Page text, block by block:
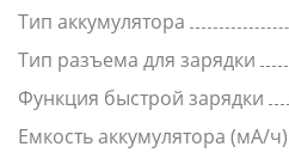
Тип аккумулятора
Тип разъема для зарядки
Функция быстрой зарядки
Емкость аккумулятора (мА/ч)